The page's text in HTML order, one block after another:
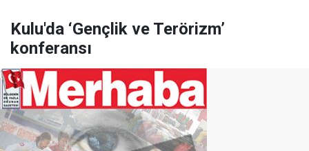
Kulu'da ‘Gençlik ve Terörizm’
konferansı